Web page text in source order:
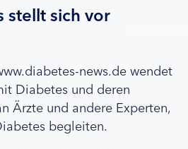
stellt sich vor
news.de wendet
Diabetes und deren
Ärzte und andere Experten,
begleiten.